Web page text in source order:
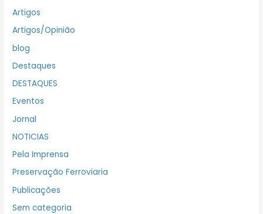
Artigos
Artigos/Opinião
blog
Destaques
DESTAQUES
Eventos
Jornal
NOTICIAS
Pela Imprensa
Preservação Ferroviaria
Publicações
Sem categoria